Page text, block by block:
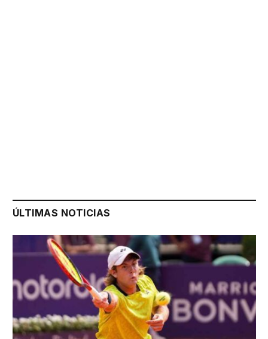
ÚLTIMAS NOTICIAS